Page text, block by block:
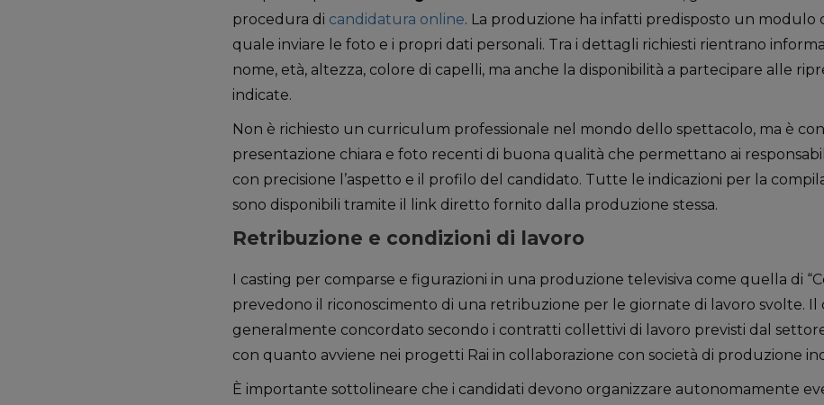
procedura di candidatura online. La produzione ha infatti predisposto un modulo
quale inviare le foto e i propri dati personali. Tra i dettagli richiesti rientrano
nome, età, altezza, colore di capelli, ma anche la disponibilità a partecipare alle
indicate.
Non è richiesto un curriculum professionale nel mondo dello spettacolo, ma è
presentazione chiara e foto recenti di buona qualità che permettano ai
con precisione l’aspetto e il profilo del candidato. Tutte le indicazioni per la
sono disponibili tramite il link diretto fornito dalla produzione stessa.
Retribuzione e condizioni di lavoro
I casting per comparse e figurazioni in una produzione televisiva come quella di
prevedono il riconoscimento di una retribuzione per le giornate di lavoro svolte. Il
generalmente concordato secondo i contratti collettivi di lavoro previsti dal
con quanto avviene nei progetti Rai in collaborazione con società di produzione
È importante sottolineare che i candidati devono organizzare autonomamente